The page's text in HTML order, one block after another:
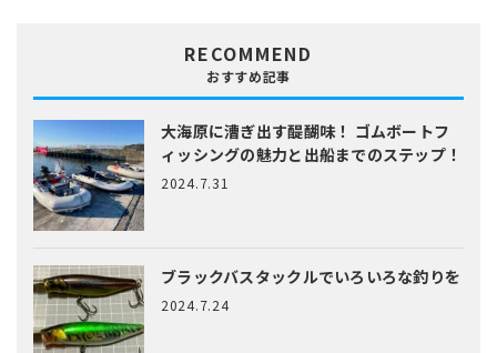
RECOMMEND
おすすめ記事
大海原に漕ぎ出す醍醐味！ ゴムボートフ
ィッシングの魅力と出船までのステップ！
2024.7.31
ブラックバスタックルでいろいろな釣りを
2024.7.24